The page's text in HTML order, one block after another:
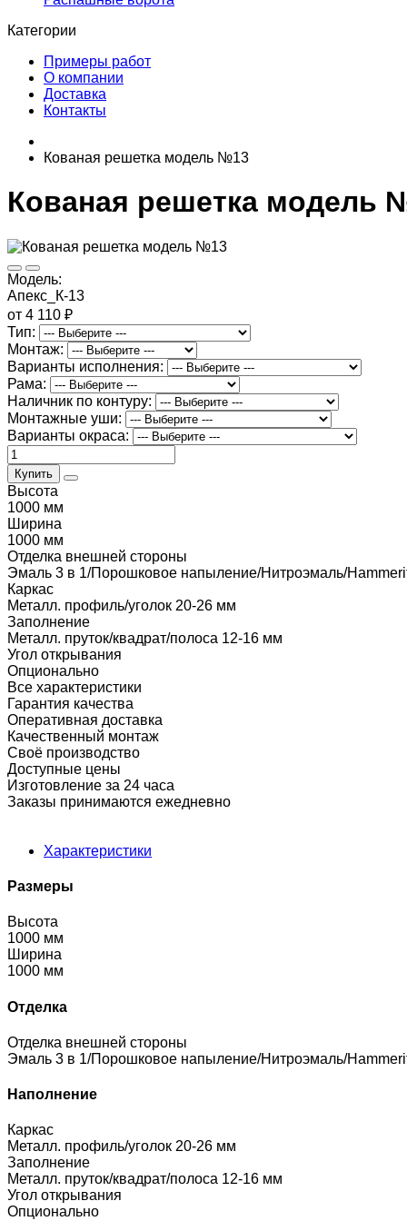
Категории
Примеры работ
О компании
Доставка
Контакты
Кованая решетка модель №13
Кованая решетка модель
Модель:
Апекс_К-13
от 4 110 ₽
Тип:
Монтаж:
Варианты исполнения:
Рама:
Наличник по контуру:
Монтажные уши:
Варианты окраса:
Купить
Высота
1000 мм
Ширина
1000 мм
Отделка внешней стороны
Эмаль 3 в 1/Порошковое напыление/Нитроэмаль/
Каркас
Металл. профиль/уголок 20-26 мм
Заполнение
Металл. пруток/квадрат/полоса 12-16 мм
Угол открывания
Опционально
Все характеристики
Гарантия качества
Оперативная доставка
Качественный монтаж
Своё производство
Доступные цены
Изготовление за 24 часа
Заказы принимаются ежедневно
Характеристики
Размеры
Высота
1000 мм
Ширина
1000 мм
Отделка
Отделка внешней стороны
Эмаль 3 в 1/Порошковое напыление/Нитроэмаль/
Наполнение
Каркас
Металл. профиль/уголок 20-26 мм
Заполнение
Металл. пруток/квадрат/полоса 12-16 мм
Угол открывания
Опционально